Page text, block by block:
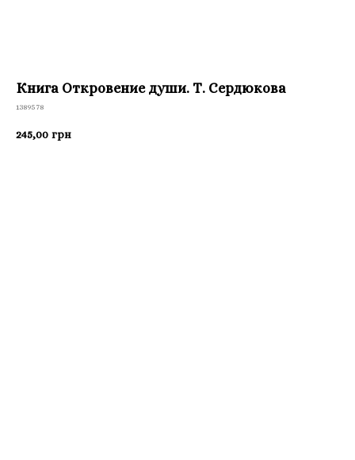
Книга Откровение души. Т. Сердюкова
1389578
245,00 грн